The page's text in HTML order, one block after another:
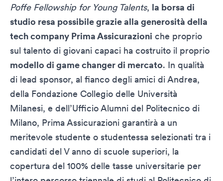
Poffe Fellowship for Young Talents, la borsa di
studio resa possibile grazie alla generosità della
tech company Prima Assicurazioni che proprio
sul talento di giovani capaci ha costruito il proprio
modello di game changer di mercato. In qualità
di lead sponsor, al fianco degli amici di Andrea,
della Fondazione Collegio delle Università
Milanesi, e dell’Ufficio Alumni del Politecnico di
Milano, Prima Assicurazioni garantirà a un
meritevole studente o studentessa selezionati tra i
candidati del V anno di scuole superiori, la
copertura del 100% delle tasse universitarie per